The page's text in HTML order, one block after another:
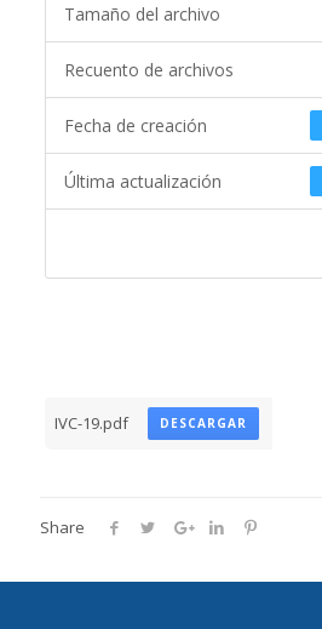
Tamaño del archivo
Recuento de archivos
Fecha de creación
Última actualización
IVC-19.pdf DESCARGAR
Share